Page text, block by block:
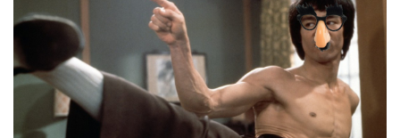
FOLGE 10 – DIE KLONE DES DRACHEN
BRUCEPLOITATION